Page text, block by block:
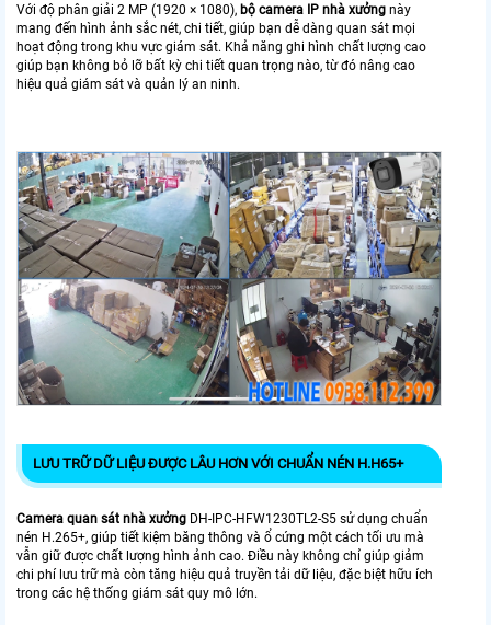
Với độ phân giải 2 MP (1920 × 1080), bộ camera IP nhà xưởng này
mang đến hình ảnh sắc nét, chi tiết, giúp bạn dễ dàng quan sát mọi
hoạt động trong khu vực giám sát. Khả năng ghi hình chất lượng cao
giúp bạn không bỏ lỡ bất kỳ chi tiết quan trọng nào, từ đó nâng cao
hiệu quả giám sát và quản lý an ninh.
LƯU TRỮ DỮ LIỆU ĐƯỢC LÂU HƠN VỚI CHUẨN NÉN H.H65+
Camera quan sát nhà xưởng DH-IPC-HFW1230TL2-S5 sử dụng chuẩn
nén H.265+, giúp tiết kiệm băng thông và ổ cứng một cách tối ưu mà
vẫn giữ được chất lượng hình ảnh cao. Điều này không chỉ giúp giảm
chi phí lưu trữ mà còn tăng hiệu quả truyền tải dữ liệu, đặc biệt hữu ích
trong các hệ thống giám sát quy mô lớn.